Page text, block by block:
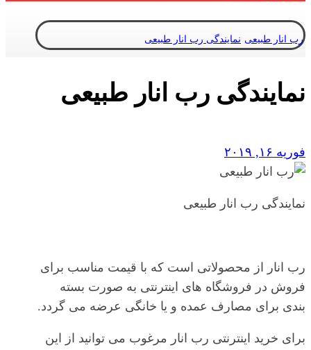
رب انار طبیعی نمایندگی رب انار طبیعی
نمایندگی رب انار طبیعی
فوریه ۱۶, ۲۰۱۹
نمایندگی رب انار طبیعی
رب انار از محصولاتی است که با قیمت مناسب برای
فروش در فروشگاه های اینترنتی به صورت بسته
بندی برای مصارف عمده و یا خانگی عرضه می گردد.
برای خرید اینترنتی رب انار مرغوب می توانید از این